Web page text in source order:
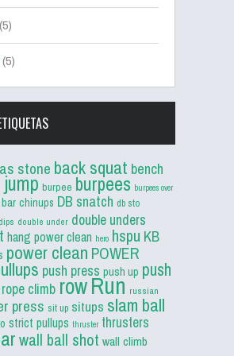
(5)
(5)
stone back squat bench
burpee burpees burpees over
chinups DB snatch db sto
dips double under double unders
hang power clean hero hspu KB
power clean POWER
push press push up push
rope climb rowRun russian
press sit up situps slam ball
strict pullups thruster thrusters
wall ball shot wall climb